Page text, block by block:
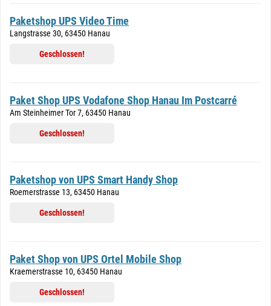
Paketshop UPS Video Time
Langstrasse 30, 63450 Hanau
Geschlossen!
Paket Shop UPS Vodafone Shop Hanau Im Postcarré
Am Steinheimer Tor 7, 63450 Hanau
Geschlossen!
Paketshop von UPS Smart Handy Shop
Roemerstrasse 13, 63450 Hanau
Geschlossen!
Paket Shop von UPS Ortel Mobile Shop
Kraemerstrasse 10, 63450 Hanau
Geschlossen!